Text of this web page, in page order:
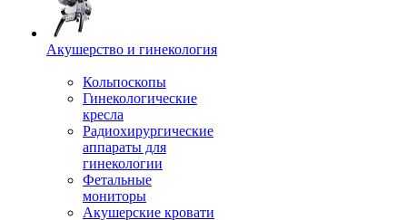
Акушерство и гинекология
Кольпоскопы
Гинекологические
кресла
Радиохирургические
аппараты для
гинекологии
Фетальные
мониторы
Акушерские кровати